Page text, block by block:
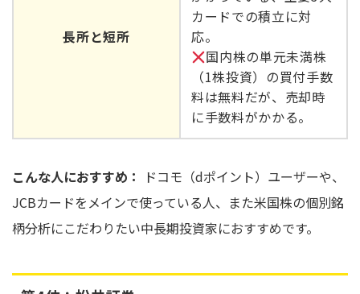
長所と短所
カードでの積立に対
応。
国内株の単元未満株
（1株投資）の買付手数
料は無料だが、売却時
に手数料がかかる。
こんな人におすすめ：
ドコモ（dポイント）ユーザーや、
JCBカードをメインで使っている人、また米国株の個別銘
柄分析にこだわりたい中長期投資家におすすめです。